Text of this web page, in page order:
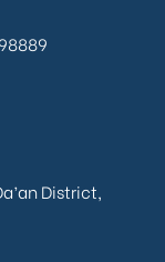
District,